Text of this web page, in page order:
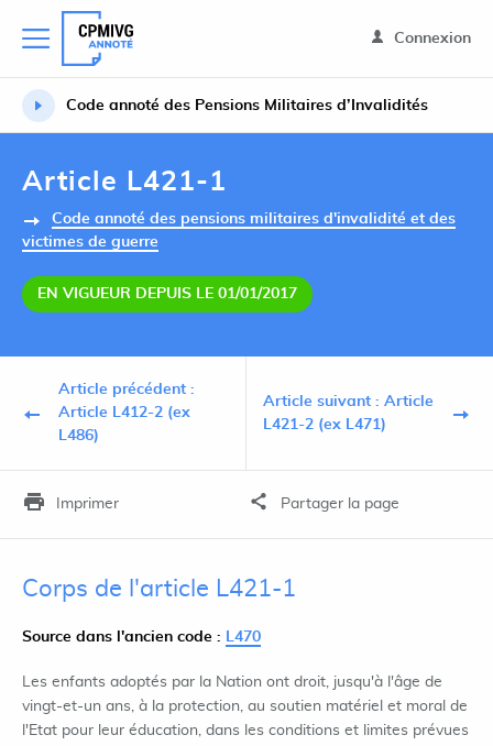
Connexion
Code annoté des Pensions Militaires d’Invalidités
Article L421-1
Code annoté des pensions militaires d'invalidité et des
victimes de guerre
EN VIGUEUR DEPUIS LE 01/01/2017
Article précédent :
Article L412-2 (ex
L486)
Article suivant : Article
L421-2 (ex L471)
Imprimer Partager la page
Corps de l'article L421-1
Source dans l'ancien code : L470
Les enfants adoptés par la Nation ont droit, jusqu'à l'âge de
vingt-et-un ans, à la protection, au soutien matériel et moral de
l'Etat pour leur éducation, dans les conditions et limites prévues